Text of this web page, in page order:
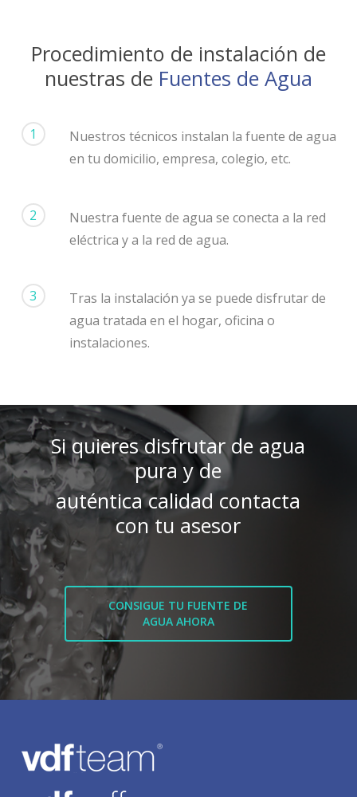
Procedimiento de instalación de
nuestras de Fuentes de Agua
1
Nuestros técnicos instalan la fuente de agua
en tu domicilio, empresa, colegio, etc.
2
Nuestra fuente de agua se conecta a la red
eléctrica y a la red de agua.
3
Tras la instalación ya se puede disfrutar de
agua tratada en el hogar, oficina o
instalaciones.
Si quieres disfrutar de agua
pura y de
auténtica calidad contacta
con tu asesor
CONSIGUE TU FUENTE DE
AGUA AHORA